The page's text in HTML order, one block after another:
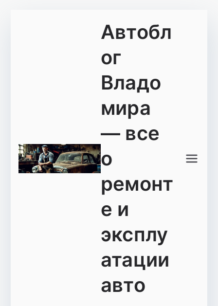
Автобл
ог
Владо
мира
— все
о
ремонт
е и
эксплу
атации
авто